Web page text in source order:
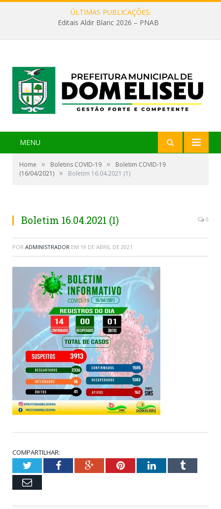
ÚLTIMAS PUBLICAÇÕES:
Editais Aldir Blanc 2026 – PNAB
MENU
Home » Boletins COVID-19 »
Boletim COVID-19
(16/04/2021) » Boletim 16.04.2021 (1)
Boletim 16.04.2021 (1) 0
POR ADMINISTRADOR EM 19 DE ABRIL DE 2021
COMPARTILHAR:
TwitterFacebookGoogle+PinterestLinkedInTumblr
Email